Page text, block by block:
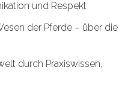
und Respekt
der Pferde – über die
durch Praxiswissen,